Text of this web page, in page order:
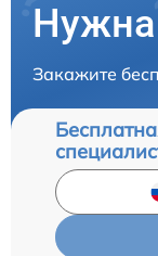
Нужна
Закажите